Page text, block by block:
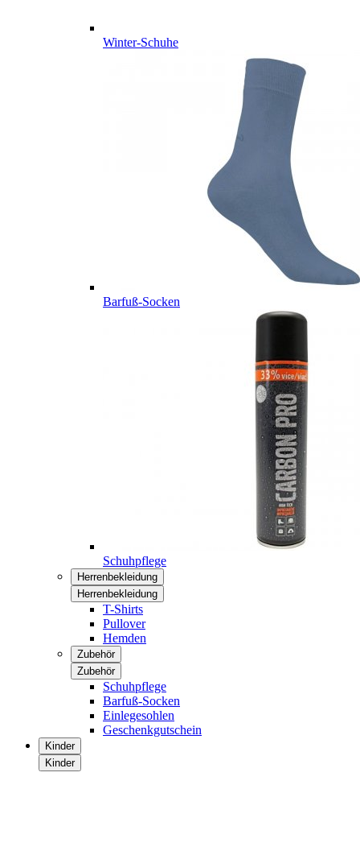
Winter-Schuhe
Barfuß-Socken
Schuhpflege
Herrenbekleidung
Herrenbekleidung
T-Shirts
Pullover
Hemden
Zubehör
Zubehör
Schuhpflege
Barfuß-Socken
Einlegesohlen
Geschenkgutschein
Kinder
Kinder